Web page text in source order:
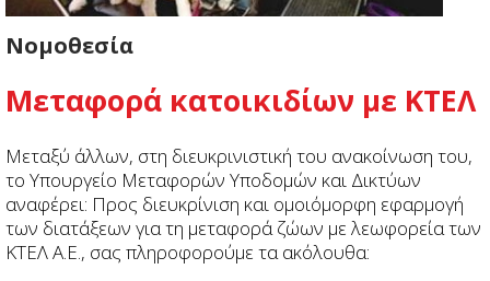
Νομοθεσία
Μεταφορά κατοικιδίων με ΚΤΕΛ
Μεταξύ άλλων, στη διευκρινιστική του ανακοίνωση του,
το Υπουργείο Μεταφορών Υποδομών και Δικτύων
αναφέρει: Προς διευκρίνιση και ομοιόμορφη εφαρμογή
των διατάξεων για τη μεταφορά ζώων με λεωφορεία των
ΚΤΕΛ Α.Ε., σας πληροφορούμε τα ακόλουθα: